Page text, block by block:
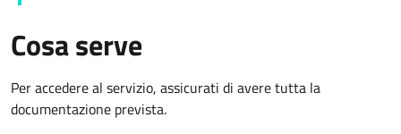
Cosa serve
Per accedere al servizio, assicurati di avere tutta la
documentazione prevista.